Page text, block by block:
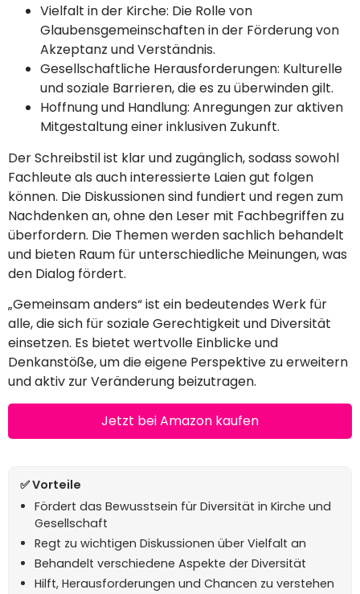
Vielfalt in der Kirche: Die Rolle von
Glaubensgemeinschaften in der Förderung von
Akzeptanz und Verständnis.
Gesellschaftliche Herausforderungen: Kulturelle
und soziale Barrieren, die es zu überwinden gilt.
Hoffnung und Handlung: Anregungen zur aktiven
Mitgestaltung einer inklusiven Zukunft.
Der Schreibstil ist klar und zugänglich, sodass sowohl
Fachleute als auch interessierte Laien gut folgen
können. Die Diskussionen sind fundiert und regen zum
Nachdenken an, ohne den Leser mit Fachbegriffen zu
überfordern. Die Themen werden sachlich behandelt
und bieten Raum für unterschiedliche Meinungen, was
den Dialog fördert.
„Gemeinsam anders“ ist ein bedeutendes Werk für
alle, die sich für soziale Gerechtigkeit und Diversität
einsetzen. Es bietet wertvolle Einblicke und
Denkanstöße, um die eigene Perspektive zu erweitern
und aktiv zur Veränderung beizutragen.
Jetzt bei Amazon kaufen
Fördert das Bewusstsein für Diversität in Kirche und
Gesellschaft
Regt zu wichtigen Diskussionen über Vielfalt an
Behandelt verschiedene Aspekte der Diversität
Hilft, Herausforderungen und Chancen zu verstehen